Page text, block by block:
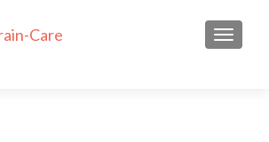
als
Bewirb Dich jetzt!